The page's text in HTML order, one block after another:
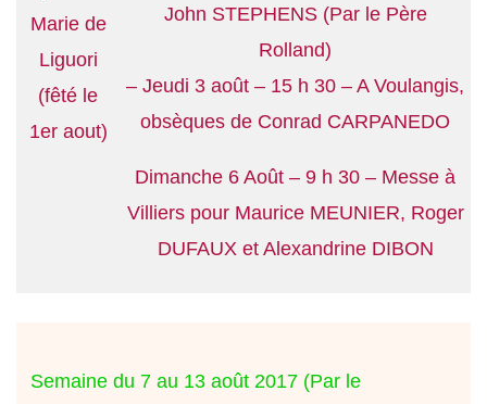
Marie de
Liguori
(fêté le
1er aout)
John STEPHENS (Par le Père
Rolland)
– Jeudi 3 août – 15 h 30 – A Voulangis,
obsèques de Conrad CARPANEDO
Dimanche 6 Août – 9 h 30 – Messe à
Villiers pour Maurice MEUNIER, Roger
DUFAUX et Alexandrine DIBON
Semaine du 7 au 13 août 2017 (Par le